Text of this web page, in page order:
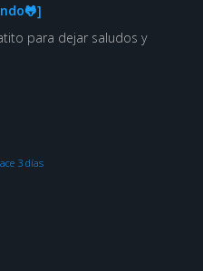
para dejar saludos y
3 días